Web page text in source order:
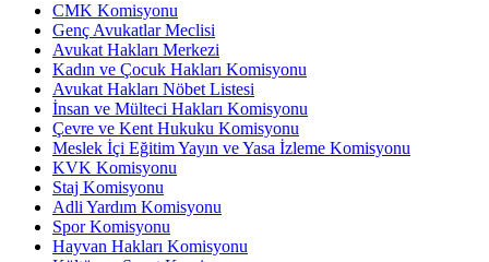
CMK Komisyonu
Genç Avukatlar Meclisi
Avukat Hakları Merkezi
Kadın ve Çocuk Hakları Komisyonu
Avukat Hakları Nöbet Listesi
İnsan ve Mülteci Hakları Komisyonu
Çevre ve Kent Hukuku Komisyonu
Meslek İçi Eğitim Yayın ve Yasa İzleme Komisyonu
KVK Komisyonu
Staj Komisyonu
Adli Yardım Komisyonu
Spor Komisyonu
Hayvan Hakları Komisyonu